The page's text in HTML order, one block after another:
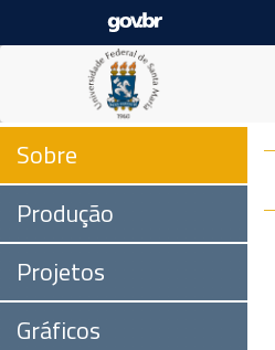
Sobre
Produção
Projetos
Gráficos